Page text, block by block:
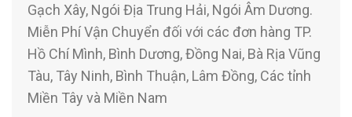
Gạch Xây, Ngói Địa Trung Hải, Ngói Âm Dương.
Miễn Phí Vận Chuyển đối với các đơn hàng TP.
Hồ Chí Mình, Bình Dương, Đồng Nai, Bà Rịa Vũng
Tàu, Tây Ninh, Bình Thuận, Lâm Đồng, Các tỉnh
Miền Tây và Miền Nam